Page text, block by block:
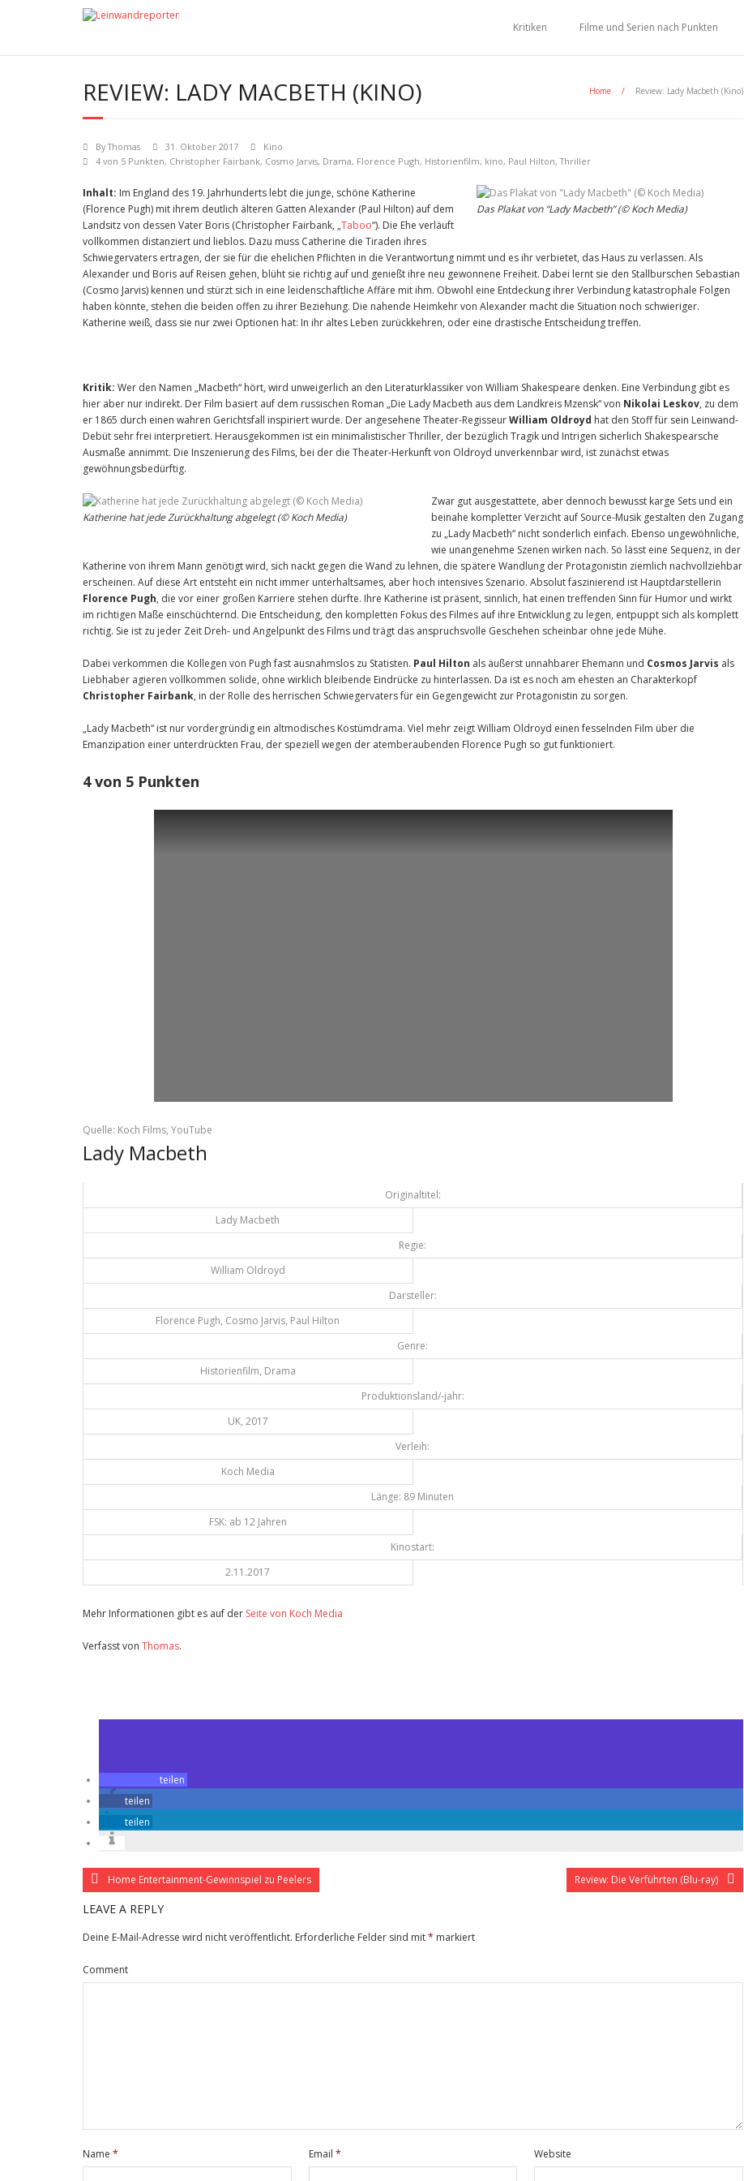
Kritiken Filme und Serien nach Punkten
REVIEW: LADY MACBETH (KINO) Home / Review: Lady Macbeth (Kino)
ByThomas 31. Oktober 2017
Kino
4 von 5 Punkten, Christopher Fairbank, Cosmo Jarvis, Drama, Florence Pugh, Historienfilm, kino, Paul Hilton,Thriller
Das Plakat von “Lady Macbeth” (© Koch Media)
Inhalt: Im England des 19. Jahrhunderts lebt die junge, schöne Katherine
(Florence Pugh) mit ihrem deutlich älteren Gatten Alexander (Paul Hilton) auf dem
Landsitz von dessen Vater Boris (Christopher Fairbank, „Taboo“). Die Ehe verläuft
vollkommen distanziert und lieblos. Dazu muss Catherine die Tiraden ihres
Schwiegervaters ertragen, der sie für die ehelichen Pflichten in die Verantwortung nimmt und es ihr verbietet, das Haus zu verlassen. Als
Alexander und Boris auf Reisen gehen, blüht sie richtig auf und genießt ihre neu gewonnene Freiheit. Dabei lernt sie den Stallburschen Sebastian
(Cosmo Jarvis) kennen und stürzt sich in eine leidenschaftliche Affäre mit ihm. Obwohl eine Entdeckung ihrer Verbindung katastrophale Folgen
haben könnte, stehen die beiden offen zu ihrer Beziehung. Die nahende Heimkehr von Alexander macht die Situation noch schwieriger.
Katherine weiß, dass sie nur zwei Optionen hat: In ihr altes Leben zurückkehren, oder eine drastische Entscheidung treffen.
Kritik: Wer den Namen „Macbeth“ hört, wird unweigerlich an den Literaturklassiker von William Shakespeare denken. Eine Verbindung gibt es
hier aber nur indirekt. Der Film basiert auf dem russischen Roman „Die Lady Macbeth aus dem Landkreis Mzensk“ von Nikolai Leskov, zu dem
er 1865 durch einen wahren Gerichtsfall inspiriert wurde. Der angesehene Theater-RegisseurWilliam Oldroyd hat den Stoff für sein Leinwand-
Debüt sehr frei interpretiert. Herausgekommen ist ein minimalistischer Thriller, der bezüglich Tragik und Intrigen sicherlich Shakespearsche
Ausmaße annimmt. Die Inszenierung des Films, bei der die Theater-Herkunft von Oldroyd unverkennbar wird, ist zunächst etwas
gewöhnungsbedürftig.
Katherine hat jede Zurückhaltung abgelegt (© Koch Media)
Zwar gut ausgestattete, aber dennoch bewusst karge Sets und ein
beinahe kompletter Verzicht auf Source-Musik gestalten den Zugang
zu „Lady Macbeth“ nicht sonderlich einfach. Ebenso ungewöhnliche,
wie unangenehme Szenen wirken nach. So lässt eine Sequenz, in der
Katherine von ihrem Mann genötigt wird, sich nackt gegen die Wand zu lehnen, die spätere Wandlung der Protagonistin ziemlich nachvollziehbar
erscheinen. Auf diese Art entsteht ein nicht immer unterhaltsames, aber hoch intensives Szenario. Absolut faszinierend ist Hauptdarstellerin
Florence Pugh, die vor einer großen Karriere stehen dürfte. Ihre Katherine ist präsent, sinnlich, hat einen treffenden Sinn für Humor und wirkt
im richtigen Maße einschüchternd. Die Entscheidung, den kompletten Fokus des Filmes auf ihre Entwicklung zu legen, entpuppt sich als komplett
richtig. Sie ist zu jeder Zeit Dreh- und Angelpunkt des Films und trägt das anspruchsvolle Geschehen scheinbar ohne jede Mühe.
Dabei verkommen die Kollegen von Pugh fast ausnahmslos zu Statisten. Paul Hilton als äußerst unnahbarer Ehemann und Cosmos Jarvis als
Liebhaber agieren vollkommen solide, ohne wirklich bleibende Eindrücke zu hinterlassen. Da ist es noch am ehesten an Charakterkopf
Christopher Fairbank, in der Rolle des herrischen Schwiegervaters für ein Gegengewicht zur Protagonistin zu sorgen.
„Lady Macbeth“ ist nur vordergründig ein altmodisches Kostümdrama. Viel mehr zeigt William Oldroyd einen fesselnden Film über die
Emanzipation einer unterdrückten Frau, der speziell wegen der atemberaubenden Florence Pugh so gut funktioniert.
4 von 5 Punkten
Quelle: Koch Films, YouTube
Lady Macbeth
Originaltitel:
Lady Macbeth
Regie:
William Oldroyd
Darsteller:
Florence Pugh, Cosmo Jarvis, Paul Hilton
Genre:
Historienfilm, Drama
Produktionsland/-jahr:
UK, 2017
Verleih:
Koch Media
Länge: 89 Minuten
FSK: ab 12 Jahren
Kinostart:
2.11.2017
Mehr Informationen gibt es auf der Seite von Koch Media
Verfasst von Thomas.
teilen
teilen
teilen
Home Entertainment-Gewinnspiel zu Peelers Review: Die Verführten (Blu-ray)
LEAVE A REPLY
Deine E-Mail-Adresse wird nicht veröffentlicht. Erforderliche Felder sind mit* markiert
Comment
Name * Email * Website